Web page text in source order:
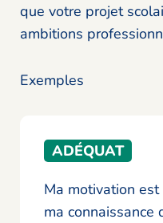
que votre projet
ambitions
Exemples
ADÉQUAT
Ma motivation
ma connaissance